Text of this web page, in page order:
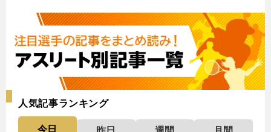
人気記事ランキング
今日